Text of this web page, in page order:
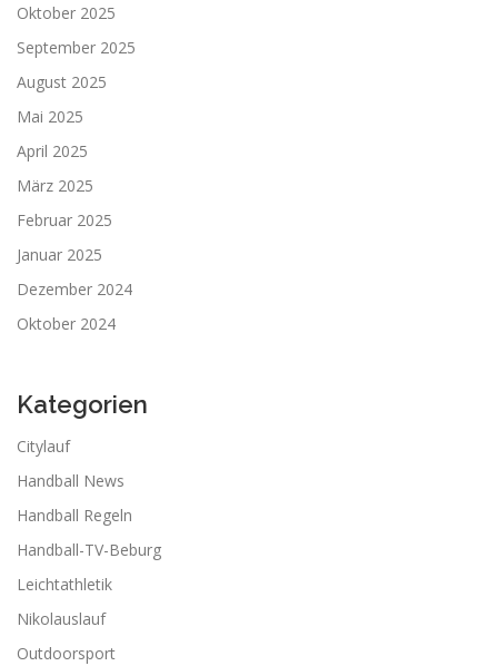
Oktober 2025
September 2025
August 2025
Mai 2025
April 2025
März 2025
Februar 2025
Januar 2025
Dezember 2024
Oktober 2024
Kategorien
Citylauf
Handball News
Handball Regeln
Handball-TV-Beburg
Leichtathletik
Nikolauslauf
Outdoorsport